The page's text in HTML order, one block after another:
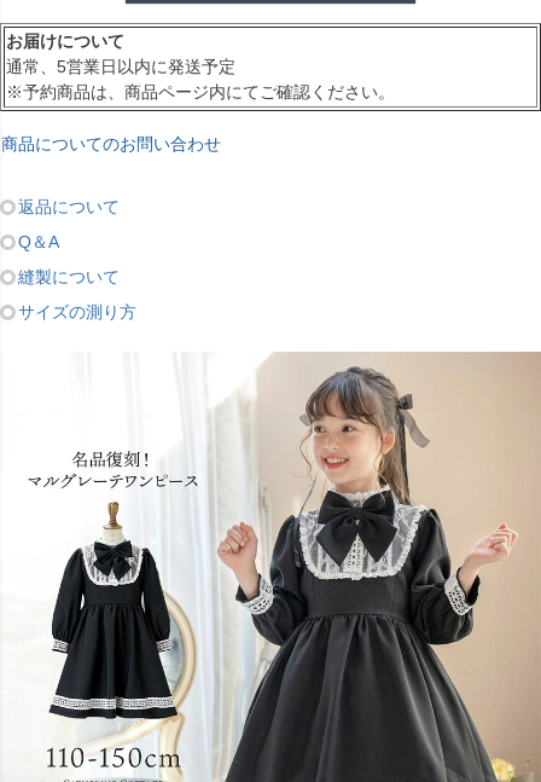
お届けについて
通常、5営業日以内に発送予定
※予約商品は、商品ページ内にてご確認ください。
商品についてのお問い合わせ
返品について
Q＆A
縫製について
サイズの測り方